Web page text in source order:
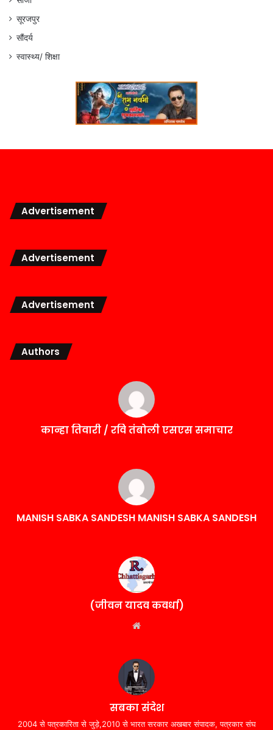
सूरजपुर
सौंदर्य
स्वास्थ्य/ शिक्षा
Advertisement
Advertisement
Advertisement
Authors
कान्हा तिवारी / रवि तंबोली एसएस समाचार
MANISH SABKA SANDESH MANISH SABKA SANDESH
(जीवन यादव कवर्धा)
सबका संदेश
2004 से पत्रकारिता से जुड़े,2010 से भारत सरकार अखबार संपादक, पत्रकार संघ